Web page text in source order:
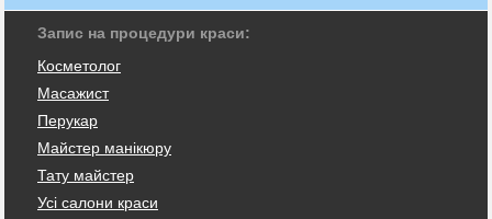
Запис на процедури краси:
Косметолог
Масажист
Перукар
Майстер манікюру
Тату майстер
Усі салони краси